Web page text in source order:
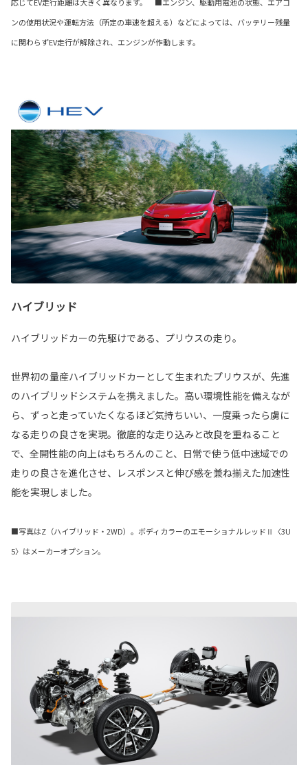
応じてEV走行距離は大きく異なります。 ■エンジン、駆動用電池の状態、エアコ
ンの使用状況や運転方法（所定の車速を超える）などによっては、バッテリー残量
に関わらずEV走行が解除され、エンジンが作動します。
ハイブリッド
ハイブリッドカーの先駆けである、プリウスの走り。
世界初の量産ハイブリッドカーとして生まれたプリウスが、先進
のハイブリッドシステムを携えました。高い環境性能を備えなが
ら、ずっと走っていたくなるほど気持ちいい、一度乗ったら虜に
なる走りの良さを実現。徹底的な走り込みと改良を重ねること
で、全開性能の向上はもちろんのこと、日常で使う低中速域での
走りの良さを進化させ、レスポンスと伸び感を兼ね揃えた加速性
能を実現しました。
■写真はZ（ハイブリッド・2WD）。ボディカラーのエモーショナルレッドⅡ〈3U
5〉はメーカーオプション。